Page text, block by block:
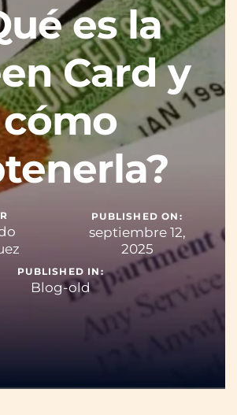
es la
Card y
cómo
PUBLISHED ON:
septiembre 12,
2025
PUBLISHED IN:
Blog-old